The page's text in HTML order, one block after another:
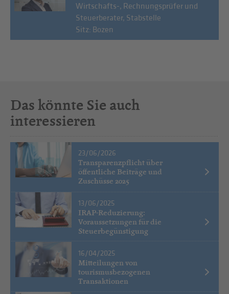
Wirtschafts-, Rechnungsprüfer und
Steuerberater, Stabstelle
Sitz: Bozen
Das könnte Sie auch
interessieren
23/06/2026
Transparenzpflicht über
öffentliche Beiträge und
Zuschüsse 2025
13/06/2025
IRAP-Reduzierung:
Voraussetzungen für die
Steuerbegünstigung
16/04/2025
Mitteilungen von
tourismusbezogenen
Transaktionen